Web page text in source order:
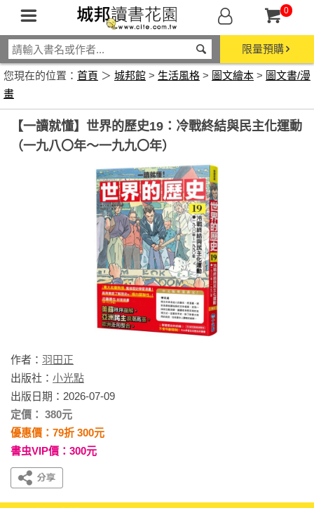
0
限量預購
您現在的位置： 首頁 ＞ 城邦館 > 生活風格 > 圖文繪本 > 圖文書/漫
畫
【一讀就懂】世界的歷史19：冷戰終結與民主化運動
（一九八〇年～一九九〇年）
作者： 羽田正
出版社： 小光點
出版日期：2026-07-09
定價： 380元
優惠價：79折 300元
書虫VIP價：300元